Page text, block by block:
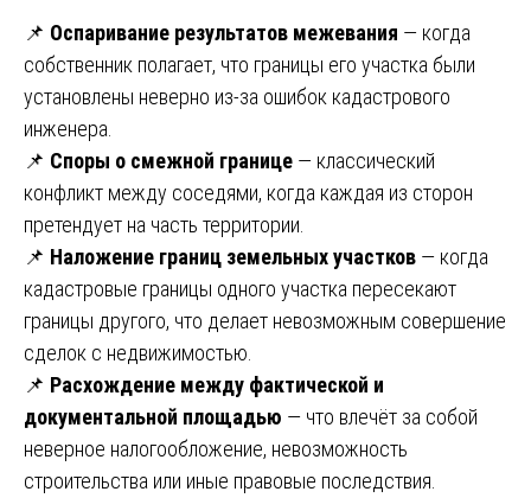
📌 Оспаривание результатов межевания — когда
собственник полагает, что границы его участка были
установлены неверно из-за ошибок кадастрового
инженера.
📌 Споры о смежной границе — классический
конфликт между соседями, когда каждая из сторон
претендует на часть территории.
📌 Наложение границ земельных участков — когда
кадастровые границы одного участка пересекают
границы другого, что делает невозможным совершение
сделок с недвижимостью.
📌 Расхождение между фактической и
документальной площадью — что влечёт за собой
неверное налогообложение, невозможность
строительства или иные правовые последствия.